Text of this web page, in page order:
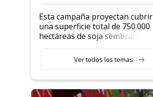
Esta campaña proyectan cubrir
una superficie total de 750.000
hectáreas de soja sembradas
variedades que marcan un
salto tecnológico en genética y
Ver todos los temas